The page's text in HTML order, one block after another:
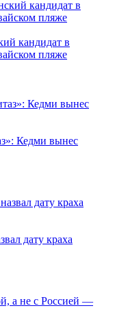
кандидат в
пляже
Кедми вынес
дату краха